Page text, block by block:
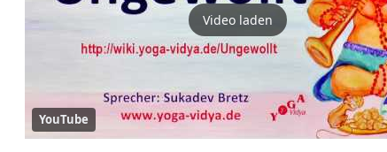
Video laden
YouTube